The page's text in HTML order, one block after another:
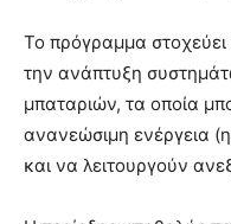
Το πρόγραμμα
την ανάπτυξη
μπαταριών, τα οποία
ανανεώσιμη ενέργεια
και να λειτουργούν